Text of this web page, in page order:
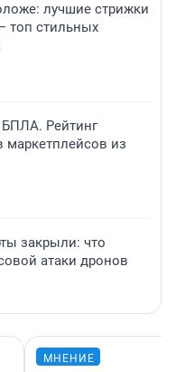
лучшие стрижки
топ стильных
БПЛА. Рейтинг
маркетплейсов из
закрыли: что
атаки дронов
МНЕНИЕ